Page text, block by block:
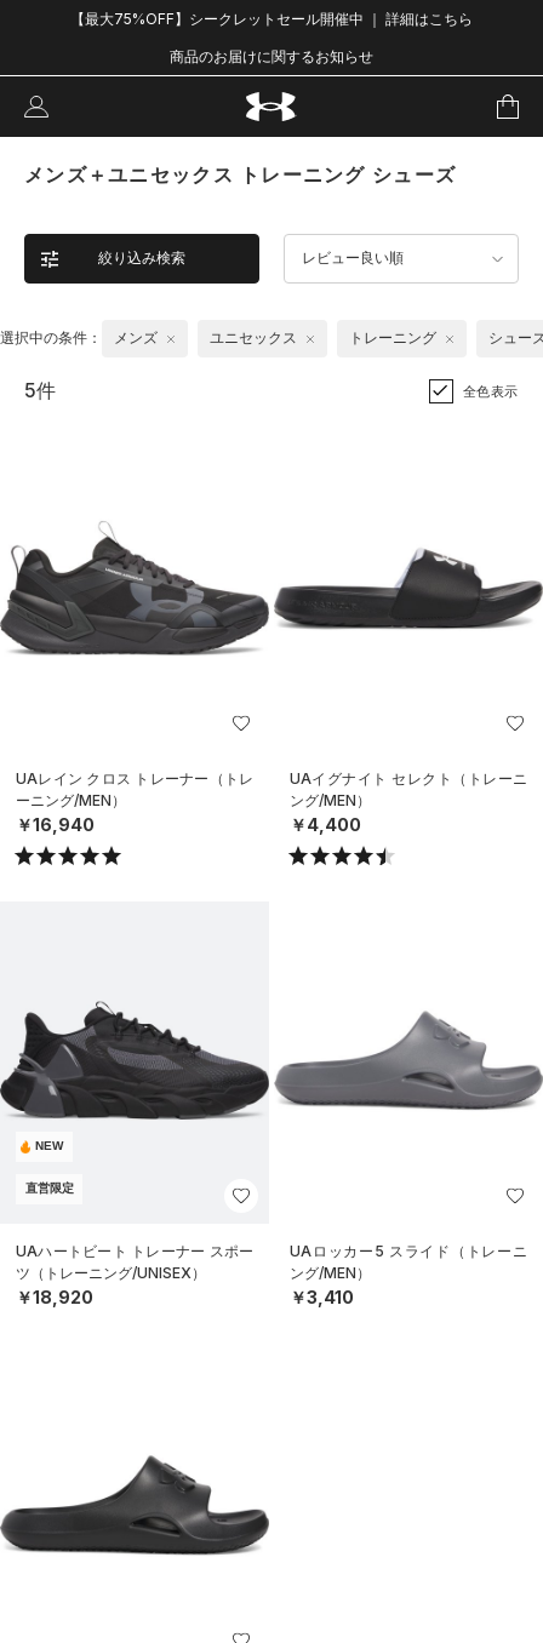
【最大75%OFF】シークレットセール開催中 ｜ 詳細はこちら
商品のお届けに関するお知らせ
メンズ＋ユニセックス トレーニング シューズ
絞り込み検索 レビュー良い順
選択中の条件： メンズ ユニセックス トレーニング シュー
5件 全色表示
UAレイン クロス トレーナー（トレ
ーニング/MEN）
￥16,940
UAイグナイト セレクト（トレーニ
ング/MEN）
￥4,400
NEW
直営限定
UAハートビート トレーナー スポー
ツ（トレーニング/UNISEX）
￥18,920
UAロッカー5 スライド（トレーニ
ング/MEN）
￥3,410